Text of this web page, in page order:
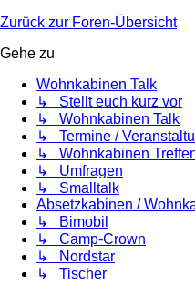
Zurück zur Foren-Übersicht
Gehe zu
Wohnkabinen Talk
↳ Stellt euch kurz vor
↳ Wohnkabinen Talk
↳ Termine /
↳ Wohnkabinen
↳ Umfragen
↳ Smalltalk
Absetzkabinen /
↳ Bimobil
↳ Camp-Crown
↳ Nordstar
↳ Tischer